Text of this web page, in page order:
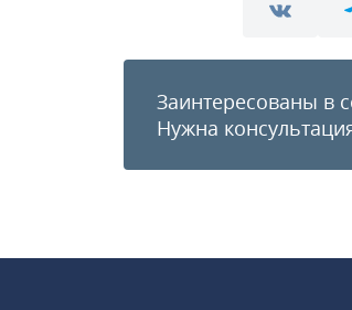
Заинтересованы в
Нужна